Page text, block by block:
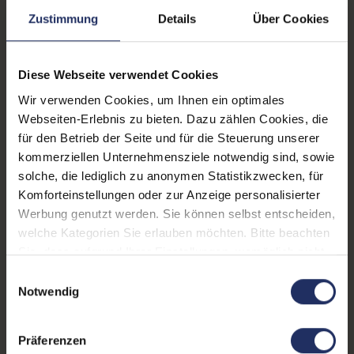
Zustimmung Details Über Cookies
Diese Webseite verwendet Cookies
Wir verwenden Cookies, um Ihnen ein optimales
Webseiten-Erlebnis zu bieten. Dazu zählen Cookies, die
für den Betrieb der Seite und für die Steuerung unserer
kommerziellen Unternehmensziele notwendig sind, sowie
solche, die lediglich zu anonymen Statistikzwecken, für
Komforteinstellungen oder zur Anzeige personalisierter
Werbung genutzt werden. Sie können selbst entscheiden,
welche Kategorien Sie erlauben möchten. Bitte beachten
Sie, dass aufgrund Ihrer Einstellungen, womöglich nicht
Weitere Informationen finden Sie in
Notwendig
Präferenzen
Helligkeit: 250 cd/m²
Blickwinkel: 170°/160°
Pixelabstand: 0,280 mm
Displayauflösung: 1680 x 1050 WSXGA+
Stromverbrauch: 16 Watt
Displaygröße: 22,0 Zoll
Webcam: